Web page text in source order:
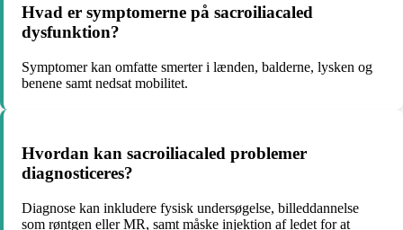
Hvad er symptomerne på sacroiliacaled
dysfunktion?
Symptomer kan omfatte smerter i lænden, balderne, lysken og
benene samt nedsat mobilitet.
Hvordan kan sacroiliacaled problemer
diagnosticeres?
Diagnose kan inkludere fysisk undersøgelse, billeddannelse
som røntgen eller MR, samt måske injektion af ledet for at